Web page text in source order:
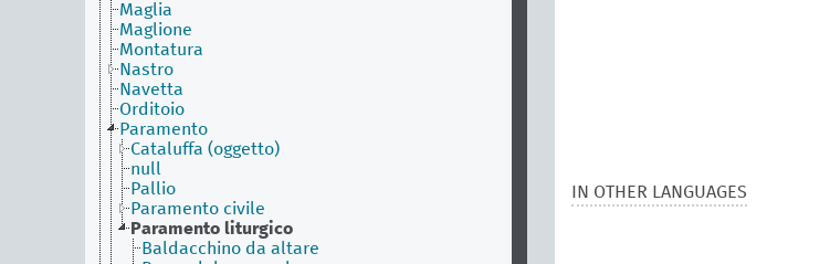
Maglia
Maglione
Montatura
Nastro
Navetta
Orditoio
Paramento
Cataluffa (oggetto)
null
Pallio
Paramento civile
Paramento liturgico
Baldacchino da altare
IN OTHER LANGUAGES